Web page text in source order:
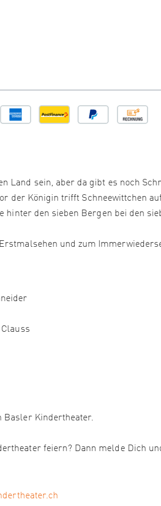
Land sein, aber da gibt es noch
der Königin trifft Schneewittchen
den sieben Bergen bei den
und zum
Basler Kindertheater.
feiern? Dann melde Dich